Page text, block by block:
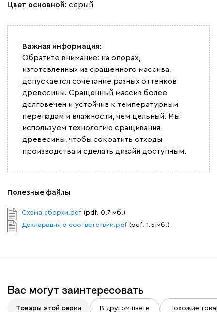
Вайт Латте
Альтеа
Бежевый Графит Молочный Серый
Атмосфера
230
Цвет основной: серый
Важная информация:
Обратите внимание: на опорах,
изготовленных из сращенного массива,
допускается сочетание разных оттенков
древесины. Сращенный массив более
долговечен и устойчив к температурным
перепадам и влажности, чем цельный. Мы
используем технологию сращивания
древесины, чтобы сократить отходы
производства и сделать дизайн доступным.
Полезные файлы
Схема сборки.pdf (pdf. 0.7 мб.)
Декларация о соответствии.pdf (pdf. 1.5 мб.)
Вас могут заинтересовать
Товары этой серии В другом цвете Похожие